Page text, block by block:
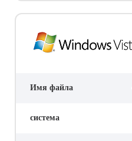
Имя файла
система